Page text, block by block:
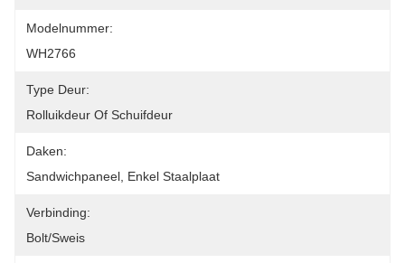
Modelnummer:
WH2766
Type Deur:
Rolluikdeur Of Schuifdeur
Daken:
Sandwichpaneel, Enkel Staalplaat
Verbinding:
Bolt/sweis